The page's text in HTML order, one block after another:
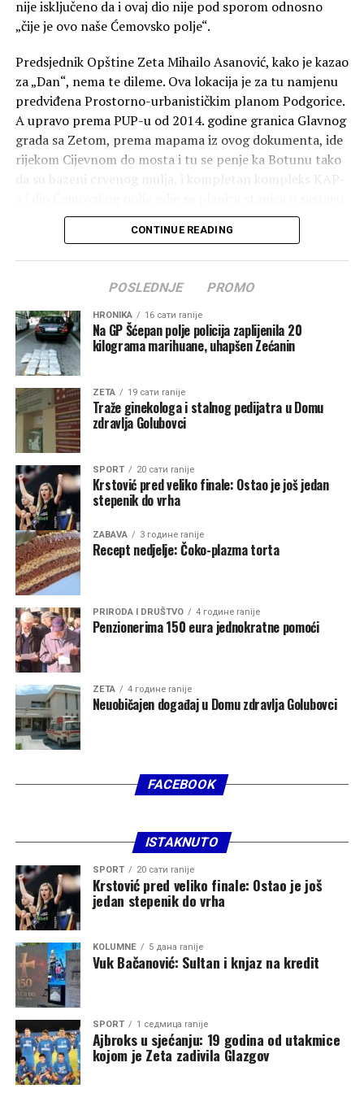
nije isključeno da i ovaj dio nije pod sporom odnosno
„čije je ovo naše Ćemovsko polje“.
Predsjednik Opštine Zeta Mihailo Asanović, kako je kazao
za „Dan“, nema te dileme. Ova lokacija je za tu namjenu
predviđena Prostorno-urbanističkim planom Podgorice.
A upravo prema PUP-u od 2014. godine granica Glavnog
grada sa Zetom, prema mapama iz ovog dokumenta, ide
rijekom Cijevnom do mosta i tu se penje ka Botunu tako
da su bazeni crvenog mulja, i kompletan kompleks KAP-
Podgorice. Ovo je sadržano u karti o administartivnoj
podjeli i označeno kao opštinska granica između
Podgorice i Zete.
“Lokacija nije odabrana slučajno. Ona je već bila
predviđena važećom planskom dokumentacijom,
odnosno Prostorno-urbanističkim planom, što nam je
omogućilo da bez odlaganja pristupimo realizaciji ovog
značajnog projekta. Smatrali smo da nije bilo razloga da
čekamo završetak procesa razgraničenja kada su planski
i zakonski uslovi za izgradnju već bili obezbijeđeni”, rekao
je Asanović.
Asanović je kazao da su u fazi planiranja analizirane
različite mogućnosti.
“U fazi planiranja analizirane su različite mogućnosti,
međutim upravo je ova lokacija bila definisana planskom
dokumentacijom kao odgovarajuća za ovu namjenu”,
kaže Asanović.
Lokacija na kojoj se gradi Vatrogasni dom je početna
tačka teritorije opštine, te recimo u slučaju intervencija
u priobalju jezera mora se proći čitava Zeta.
Vatrogascima će recimo, biti bliže Zelenika nego
Golubovci. Asanović ne smatra da će to predstavljati
problem u radu vatrogasaca.
“Ne smatramo da će lokacija predstavljati prepreku za
planiranja vodilo se računa o saobraćajnoj povezanosti i
na lokaciji sa koje će se moći efikasno pokrivati cijela
teritorija opštine i omogućiti brz odgovor u svim
dijelovima Zete”, kazao je Asanović.
Izvor:DAN
CONTINUE READING
POSLEDNJE PROMO
HRONIKA 16 сати ranije
Na GP Šćepan polje policija zaplijenila 20
kilograma marihuane, uhapšen Zećanin
ZETA 19 сати ranije
Traže ginekologa i stalnog pedijatra u Domu
zdravlja Golubovci
SPORT 20 сати ranije
Krstović pred veliko finale: Ostao je još jedan
stepenik do vrha
ZABAVA 3 године ranije
Recept nedjelje: Čoko-plazma torta
PRIRODA I DRUŠTVO 4 године ranije
Penzionerima 150 eura jednokratne pomoći
ZETA 4 године ranije
Neuobičajen događaj u Domu zdravlja Golubovci
FACEBOOK
ISTAKNUTO
SPORT 20 сати ranije
Krstović pred veliko finale: Ostao je još
jedan stepenik do vrha
KOLUMNE 5 дана ranije
Vuk Bačanović: Sultan i knjaz na kredit
SPORT 1 седмица ranije
Ajbroks u sjećanju: 19 godina od utakmice
kojom je Zeta zadivila Glazgov